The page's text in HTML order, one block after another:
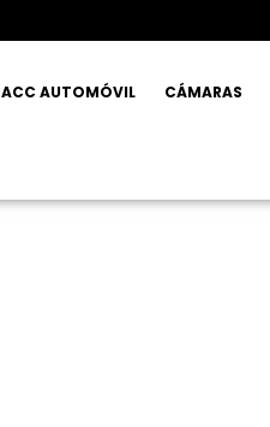
ACC AUTOMÓVIL CÁMARAS